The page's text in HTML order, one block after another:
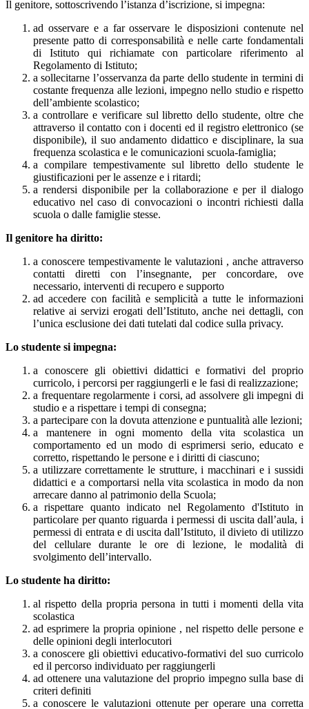
Il genitore, sottoscrivendo l’istanza d’iscrizione, si impegna:
ad osservare e a far osservare le disposizioni contenute nel
presente patto di corresponsabilità e nelle carte fondamentali
di Istituto qui richiamate con particolare riferimento al
Regolamento di Istituto;
a sollecitarne l’osservanza da parte dello studente in termini di
costante frequenza alle lezioni, impegno nello studio e rispetto
dell’ambiente scolastico;
a controllare e verificare sul libretto dello studente, oltre che
attraverso il contatto con i docenti ed il registro elettronico (se
disponibile), il suo andamento didattico e disciplinare, la sua
frequenza scolastica e le comunicazioni scuola-famiglia;
a compilare tempestivamente sul libretto dello studente le
giustificazioni per le assenze e i ritardi;
a rendersi disponibile per la collaborazione e per il dialogo
educativo nel caso di convocazioni o incontri richiesti dalla
scuola o dalle famiglie stesse.
Il genitore ha diritto:
a conoscere tempestivamente le valutazioni , anche attraverso
contatti diretti con l’insegnante, per concordare, ove
necessario, interventi di recupero e supporto
ad accedere con facilità e semplicità a tutte le informazioni
relative ai servizi erogati dell’Istituto, anche nei dettagli, con
l’unica esclusione dei dati tutelati dal codice sulla privacy.
Lo studente si impegna:
a conoscere gli obiettivi didattici e formativi del proprio
curricolo, i percorsi per raggiungerli e le fasi di realizzazione;
a frequentare regolarmente i corsi, ad assolvere gli impegni di
studio e a rispettare i tempi di consegna;
a partecipare con la dovuta attenzione e puntualità alle lezioni;
a mantenere in ogni momento della vita scolastica un
comportamento ed un modo di esprimersi serio, educato e
corretto, rispettando le persone e i diritti di ciascuno;
a utilizzare correttamente le strutture, i macchinari e i sussidi
didattici e a comportarsi nella vita scolastica in modo da non
arrecare danno al patrimonio della Scuola;
a rispettare quanto indicato nel Regolamento d'Istituto in
particolare per quanto riguarda i permessi di uscita dall’aula, i
permessi di entrata e di uscita dall’Istituto, il divieto di utilizzo
del cellulare durante le ore di lezione, le modalità di
svolgimento dell’intervallo.
Lo studente ha diritto:
al rispetto della propria persona in tutti i momenti della vita
scolastica
ad esprimere la propria opinione , nel rispetto delle persone e
delle opinioni degli interlocutori
a conoscere gli obiettivi educativo-formativi del suo curricolo
ed il percorso individuato per raggiungerli
ad ottenere una valutazione del proprio impegno sulla base di
criteri definiti
a conoscere le valutazioni ottenute per operare una corretta